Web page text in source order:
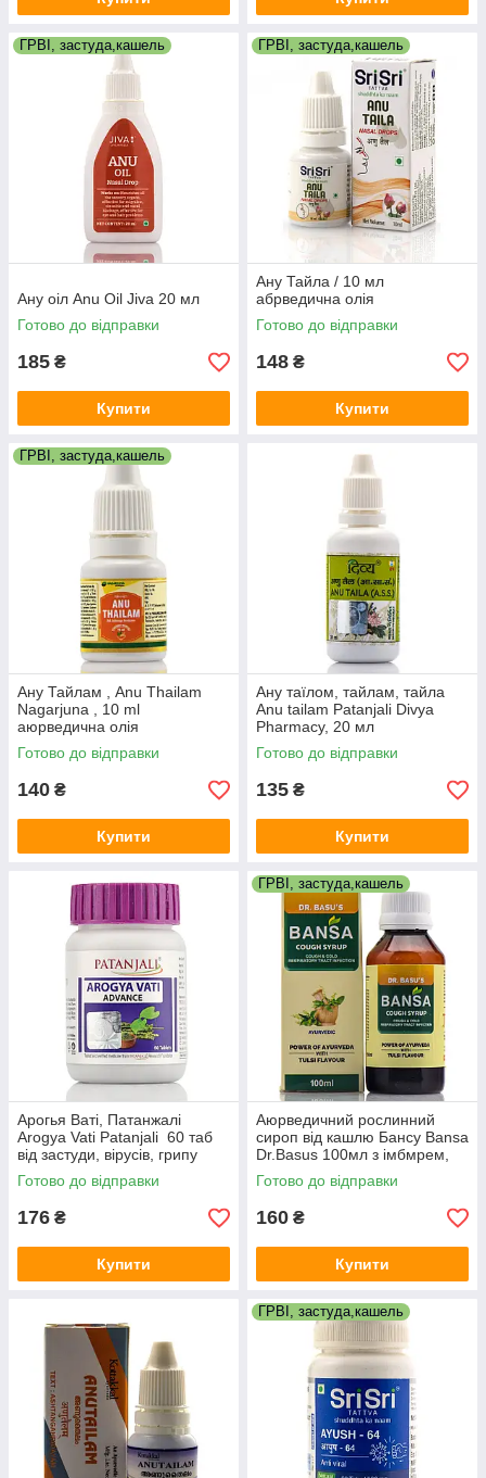
ГРВІ, застуда,кашель
Ану оіл Anu Oil Jiva 20 мл
Готово до відправки
185 ₴
Купити
ГРВІ, застуда,кашель
Ану Тайла / 10 мл
абрведична олія
Готово до відправки
148 ₴
Купити
ГРВІ, застуда,кашель
Ану Тайлам , Anu Thailam
Nagarjuna , 10 ml
аюрведична олія
Готово до відправки
140 ₴
Купити
Ану таїлом, тайлам, тайла
Anu tailam Patanjali Divya
Pharmacy, 20 мл
Готово до відправки
135 ₴
Купити
Арогья Ваті, Патанжалі
Arogya Vati Patanjali 60 таб
від застуди, вірусів, грипу
Готово до відправки
176 ₴
Купити
ГРВІ, застуда,кашель
Аюрведичний рослинний
сироп від кашлю Бансу Bansa
Dr.Basus 100мл з імбмрем,
перцем, базиліком
Готово до відправки
160 ₴
Купити
ГРВІ, застуда,кашель